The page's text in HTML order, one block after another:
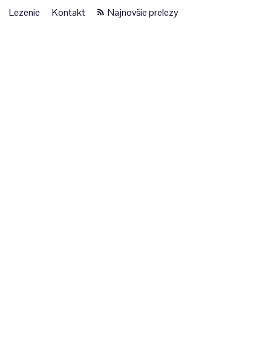
Lezenie
Kontakt Najnovšie prelezy